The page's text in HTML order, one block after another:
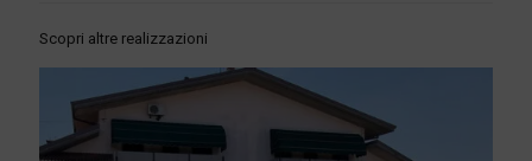
Scopri altre realizzazioni